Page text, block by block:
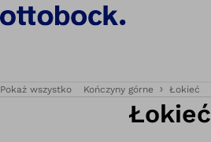
Pokaż wszystko Kończyny górne Łokieć
Łokieć